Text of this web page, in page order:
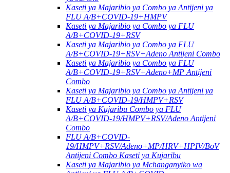
Kaseti ya Majaribio ya Combo ya Antijeni ya
FLU A/B+COVID-19+HMPV
Kaseti ya Majaribio ya Combo ya FLU
A/B+COVID-19+RSV
Kaseti ya Majaribio ya Combo ya FLU
A/B+COVID-19+RSV+Adeno Antijeni Combo
Kaseti ya Majaribio ya Combo ya FLU
A/B+COVID-19+RSV+Adeno+MP Antijeni
Combo
Kaseti ya Majaribio ya Combo ya Antijeni ya
FLU A/B+COVID-19/HMPV+RSV
Kaseti ya Kujaribu Combo ya FLU
A/B+COVID-19/HMPV+RSV/Adeno Antijeni
Combo
FLU A/B+COVID-
19/HMPV+RSV/Adeno+MP/HRV+HPIV/BoV
Antijeni Combo Kaseti ya Kujaribu
Kaseti ya Majaribio ya Mchanganyiko wa